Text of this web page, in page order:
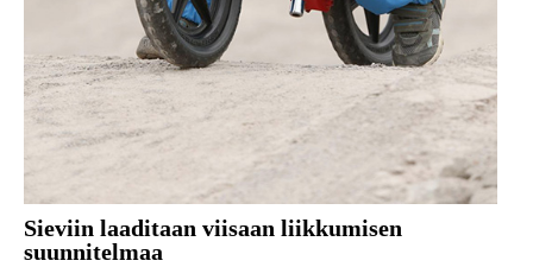
Sieviin laaditaan viisaan liikkumisen
suunnitelmaa